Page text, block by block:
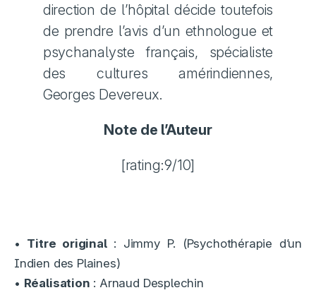
direction de l’hôpital décide toutefois
de prendre l’avis d’un ethnologue et
psychanalyste français, spécialiste
des cultures amérindiennes,
Georges Devereux.
Note de l’Auteur
[rating:9/10]
• Titre original: Jimmy P. (Psychothérapie d’un
Indien des Plaines)
• Réalisation : Arnaud Desplechin